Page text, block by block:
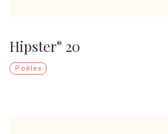
Hipster® 20
Poêles